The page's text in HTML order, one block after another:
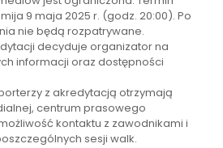
9 maja 2025 r. (godz. 20:00). Po
nie będą rozpatrywane.
decyduje organizator na
informacji oraz dostępności
z akredytacją otrzymają
centrum prasowego
kontaktu z zawodnikami i
sesji walk.